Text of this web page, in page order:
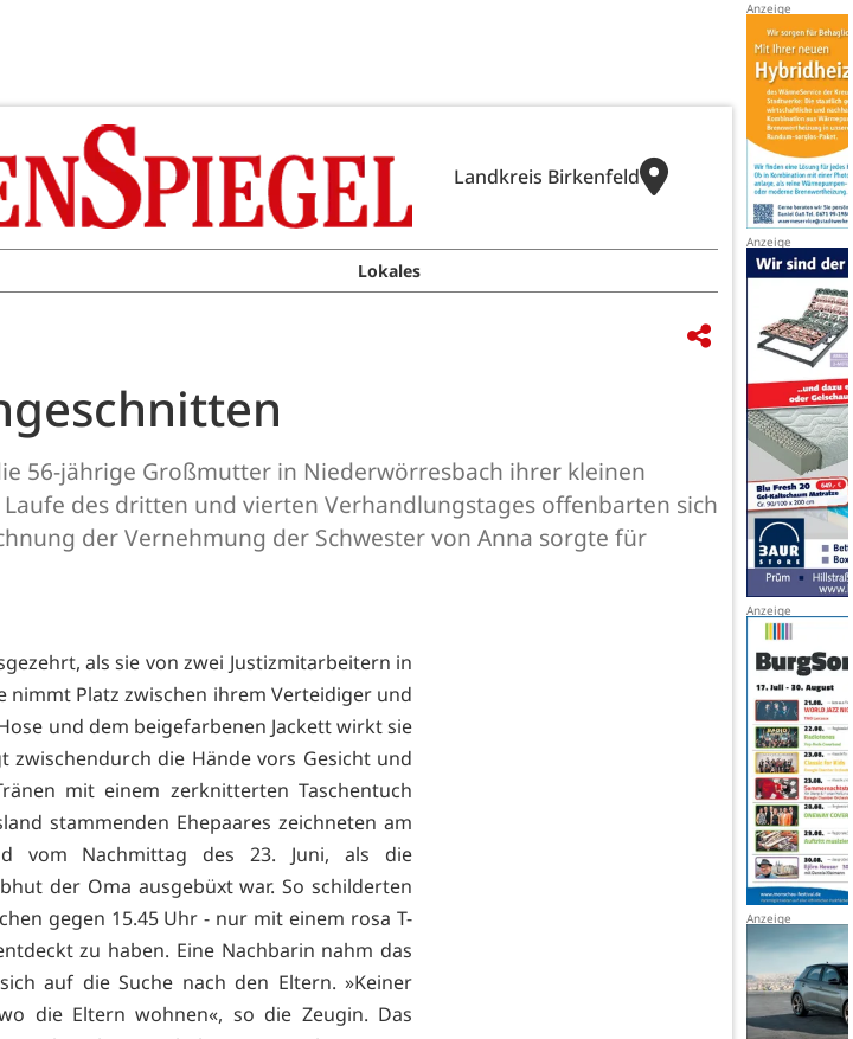
Landkreis Birkenfeld
Lokales
56-jährige Großmutter in Niederwörresbach ihrer kleinen
des dritten und vierten Verhandlungstages offenbarten sich
der Vernehmung der Schwester von Anna sorgte für
als sie von zwei Justizmitarbeitern in
nimmt Platz zwischen ihrem Verteidiger und
und dem beigefarbenen Jackett wirkt sie
zwischendurch die Hände vors Gesicht und
mit einem zerknitterten Taschentuch
stammenden Ehepaares zeichneten am
vom Nachmittag des 23. Juni, als die
der Oma ausgebüxt war. So schilderten
gegen 15.45 Uhr - nur mit einem rosa T-
zu haben. Eine Nachbarin nahm das
auf die Suche nach den Eltern. »Keiner
die Eltern wohnen«, so die Zeugin. Das